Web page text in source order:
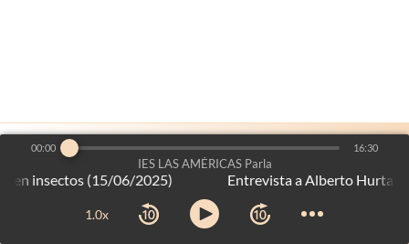
IES LAS AMÉRICAS Parla
en insectos (15/06/2025)
1.0x
00:00 16:30
©2026- Voces del Aula
Dirección General de Bilingüismo y Calidad de la Enseñanza
Consejería de Educación, Ciencia y Universidades
de Madrid